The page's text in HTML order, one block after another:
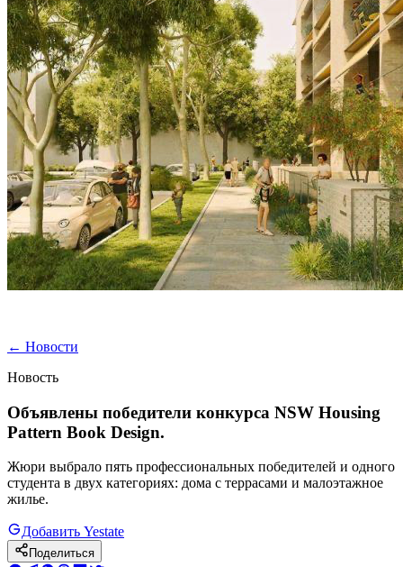
← Новости
Новость
Объявлены победители конкурса NSW Housing
Pattern Book Design.
Жюри выбрало пять профессиональных победителей и одного
студента в двух категориях: дома с террасами и малоэтажное
жилье.
Добавить Yestate
Поделиться